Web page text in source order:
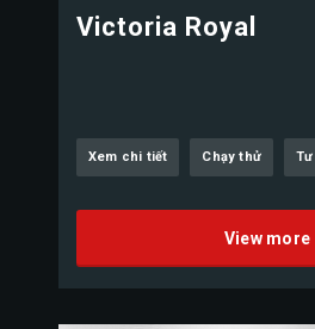
Victoria Royal
Xem chi tiết Chạy thử
View more